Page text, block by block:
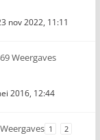
nov 2022, 11:11
Weergaves
2016, 12:44
1 2